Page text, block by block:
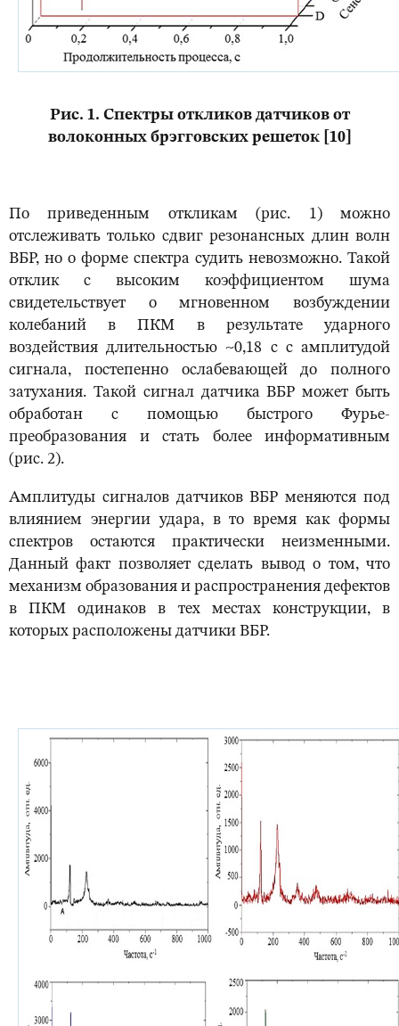
Рис. 1. Спектры откликов датчиков от
волоконных брэгговских решеток [10]
По приведенным откликам (рис. 1) можно
отслеживать только сдвиг резонансных длин волн
ВБР, но о форме спектра судить невозможно. Такой
отклик с высоким коэффициентом шума
свидетельствует о мгновенном возбуждении
колебаний в ПКМ в результате ударного
воздействия длительностью ~0,18 с с амплитудой
сигнала, постепенно ослабевающей до полного
затухания. Такой сигнал датчика ВБР может быть
обработан с помощью быстрого Фурье-
преобразования и стать более информативным
(рис. 2).
Амплитуды сигналов датчиков ВБР меняются под
влиянием энергии удара, в то время как формы
спектров остаются практически неизменными.
Данный факт позволяет сделать вывод о том, что
механизм образования и распространения дефектов
в ПКМ одинаков в тех местах конструкции, в
которых расположены датчики ВБР.